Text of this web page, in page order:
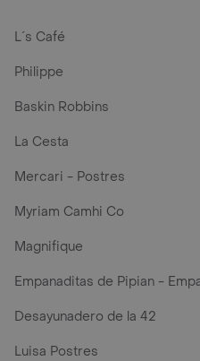
L´s Café
Philippe
Baskin Robbins
La Cesta
Mercari - Postres
Myriam Camhi Co
Magnifique
Empanaditas de Pipian -
Desayunadero de la 42
Luisa Postres